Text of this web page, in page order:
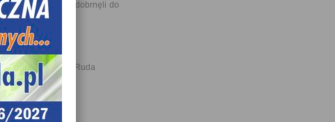
problemów dobrnęli do
Miasta Nowa Ruda
I Poradnictwa
W Nysie